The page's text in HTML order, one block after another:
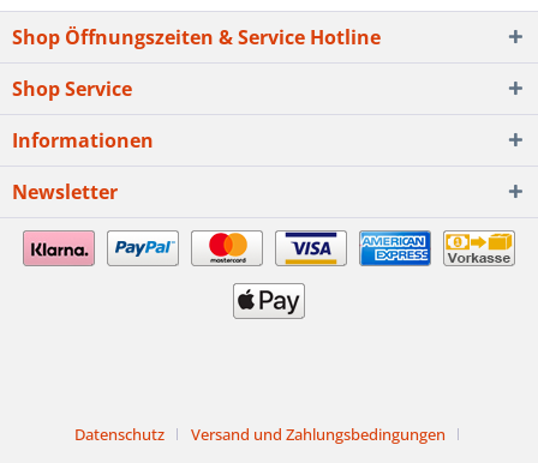
Shop Öffnungszeiten & Service Hotline
Shop Service
Informationen
Newsletter
Datenschutz
Versand und Zahlungsbedingungen